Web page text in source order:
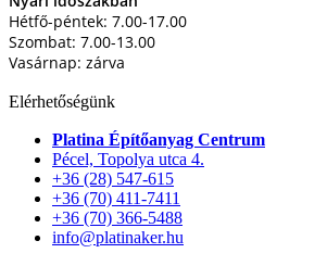
Hétfő-péntek: 7.00-17.00
Szombat: 7.00-13.00
Vasárnap: zárva
Elérhetőségünk
Platina Építőanyag Centrum
Pécel, Topolya utca 4.
+36 (28) 547-615
+36 (70) 411-7411
+36 (70) 366-5488
info@platinaker.hu